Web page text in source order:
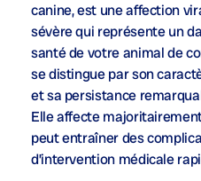
canine, est une affection
sévère qui représente un
santé de votre animal de
se distingue par son
et sa persistance
Elle affecte
peut entraîner des
d’intervention médicale